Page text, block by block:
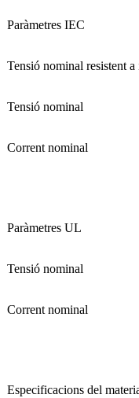
Paràmetres IEC
Tensió nominal resistent a
Tensió nominal
Corrent nominal
Paràmetres UL
Tensió nominal
Corrent nominal
Especificacions del